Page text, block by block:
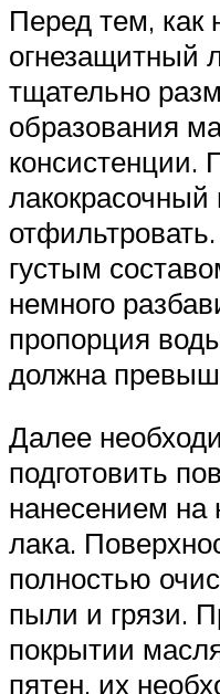
Перед тем, как
огнезащитный
тщательно
образования
консистенции.
густым
немного
пропорция
должна
Далее
подготовить
нанесением на
лака.
полностью
пыли и грязи.
покрытии
пятен, их